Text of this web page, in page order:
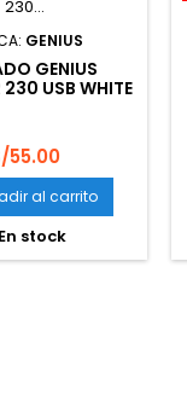
GENIUS
GENIUS
230 USB WHITE
55.00
al carrito
En stock